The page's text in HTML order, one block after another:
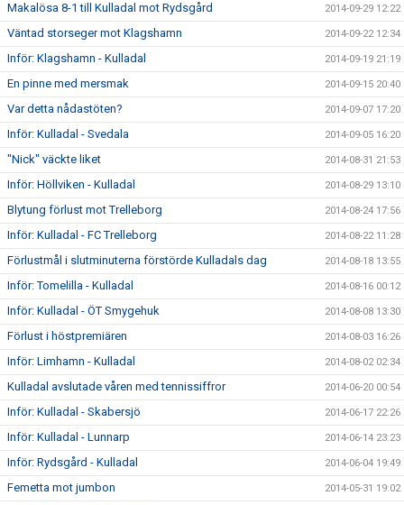
Makalösa 8-1 till Kulladal mot Rydsgård 2014-09-29 12:22
Väntad storseger mot Klagshamn 2014-09-22 12:34
Inför: Klagshamn - Kulladal 2014-09-19 21:19
En pinne med mersmak 2014-09-15 20:40
Var detta nådastöten? 2014-09-07 17:20
Inför: Kulladal - Svedala 2014-09-05 16:20
"Nick" väckte liket 2014-08-31 21:53
Inför: Höllviken - Kulladal 2014-08-29 13:10
Blytung förlust mot Trelleborg 2014-08-24 17:56
Inför: Kulladal - FC Trelleborg 2014-08-22 11:28
Förlustmål i slutminuterna förstörde Kulladals dag 2014-08-18 13:55
Inför: Tomelilla - Kulladal 2014-08-16 00:12
Inför: Kulladal - ÖT Smygehuk 2014-08-08 13:30
Förlust i höstpremiären 2014-08-03 16:26
Inför: Limhamn - Kulladal 2014-08-02 02:34
Kulladal avslutade våren med tennissiffror 2014-06-20 00:54
Inför: Kulladal - Skabersjö 2014-06-17 22:26
Inför: Kulladal - Lunnarp 2014-06-14 23:23
Inför: Rydsgård - Kulladal 2014-06-04 19:49
Femetta mot jumbon 2014-05-31 19:02